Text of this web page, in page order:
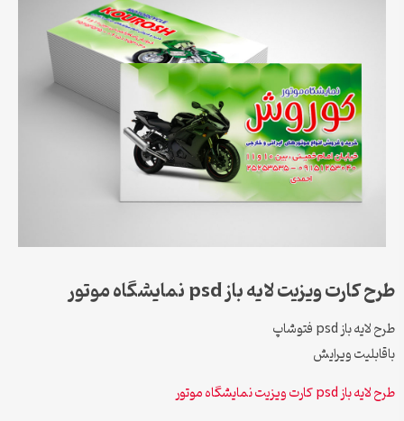
طرح کارت ویزیت لایه باز psd نمایشگاه موتور
طرح لایه باز psd فتوشاپ
باقابلیت ویرایش
طرح لایه باز psd کارت ویزیت نمایشگاه موتور